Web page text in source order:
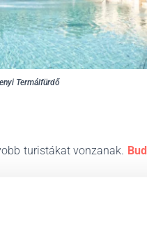
Termálfürdő
turistákat vonzanak.
. Impozáns
a turisták